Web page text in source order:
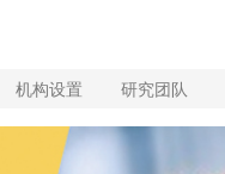
机构设置 研究团队